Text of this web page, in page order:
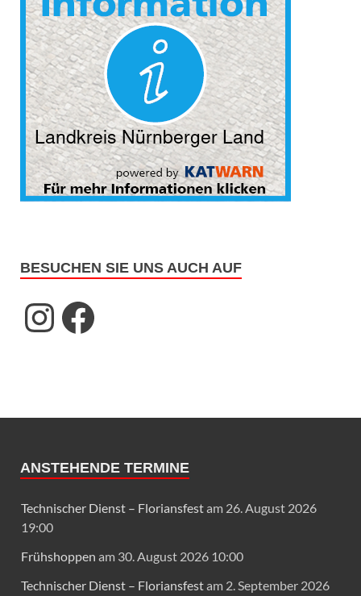
BESUCHEN SIE UNS AUCH AUF
ANSTEHENDE TERMINE
Technischer Dienst – Floriansfestam 26. August 2026
19:00
Frühshoppen am 30. August 2026 10:00
Technischer Dienst – Floriansfestam 2. September 2026